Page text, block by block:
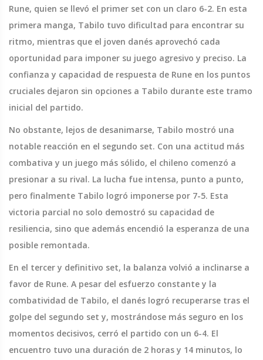
Rune, quien se llevó el primer set con un claro 6-2. En esta
primera manga, Tabilo tuvo dificultad para encontrar su
ritmo, mientras que el joven danés aprovechó cada
oportunidad para imponer su juego agresivo y preciso. La
confianza y capacidad de respuesta de Rune en los puntos
cruciales dejaron sin opciones a Tabilo durante este tramo
inicial del partido.
No obstante, lejos de desanimarse, Tabilo mostró una
notable reacción en el segundo set. Con una actitud más
combativa y un juego más sólido, el chileno comenzó a
presionar a su rival. La lucha fue intensa, punto a punto,
pero finalmente Tabilo logró imponerse por 7-5. Esta
victoria parcial no solo demostró su capacidad de
resiliencia, sino que además encendió la esperanza de una
posible remontada.
En el tercer y definitivo set, la balanza volvió a inclinarse a
favor de Rune. A pesar del esfuerzo constante y la
combatividad de Tabilo, el danés logró recuperarse tras el
golpe del segundo set y, mostrándose más seguro en los
momentos decisivos, cerró el partido con un 6-4. El
encuentro tuvo una duración de 2 horas y 14 minutos, lo